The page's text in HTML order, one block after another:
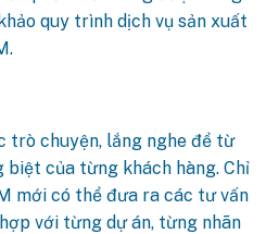
quy trình dịch vụ sản xuất
trò chuyện, lắng nghe để từ
biệt của từng khách hàng. Chỉ
mới có thể đưa ra các tư vấn
với từng dự án, từng nhãn